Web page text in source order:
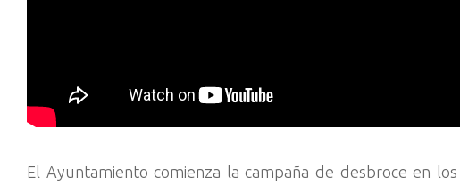
El Ayuntamiento comienza la campaña de desbroce en